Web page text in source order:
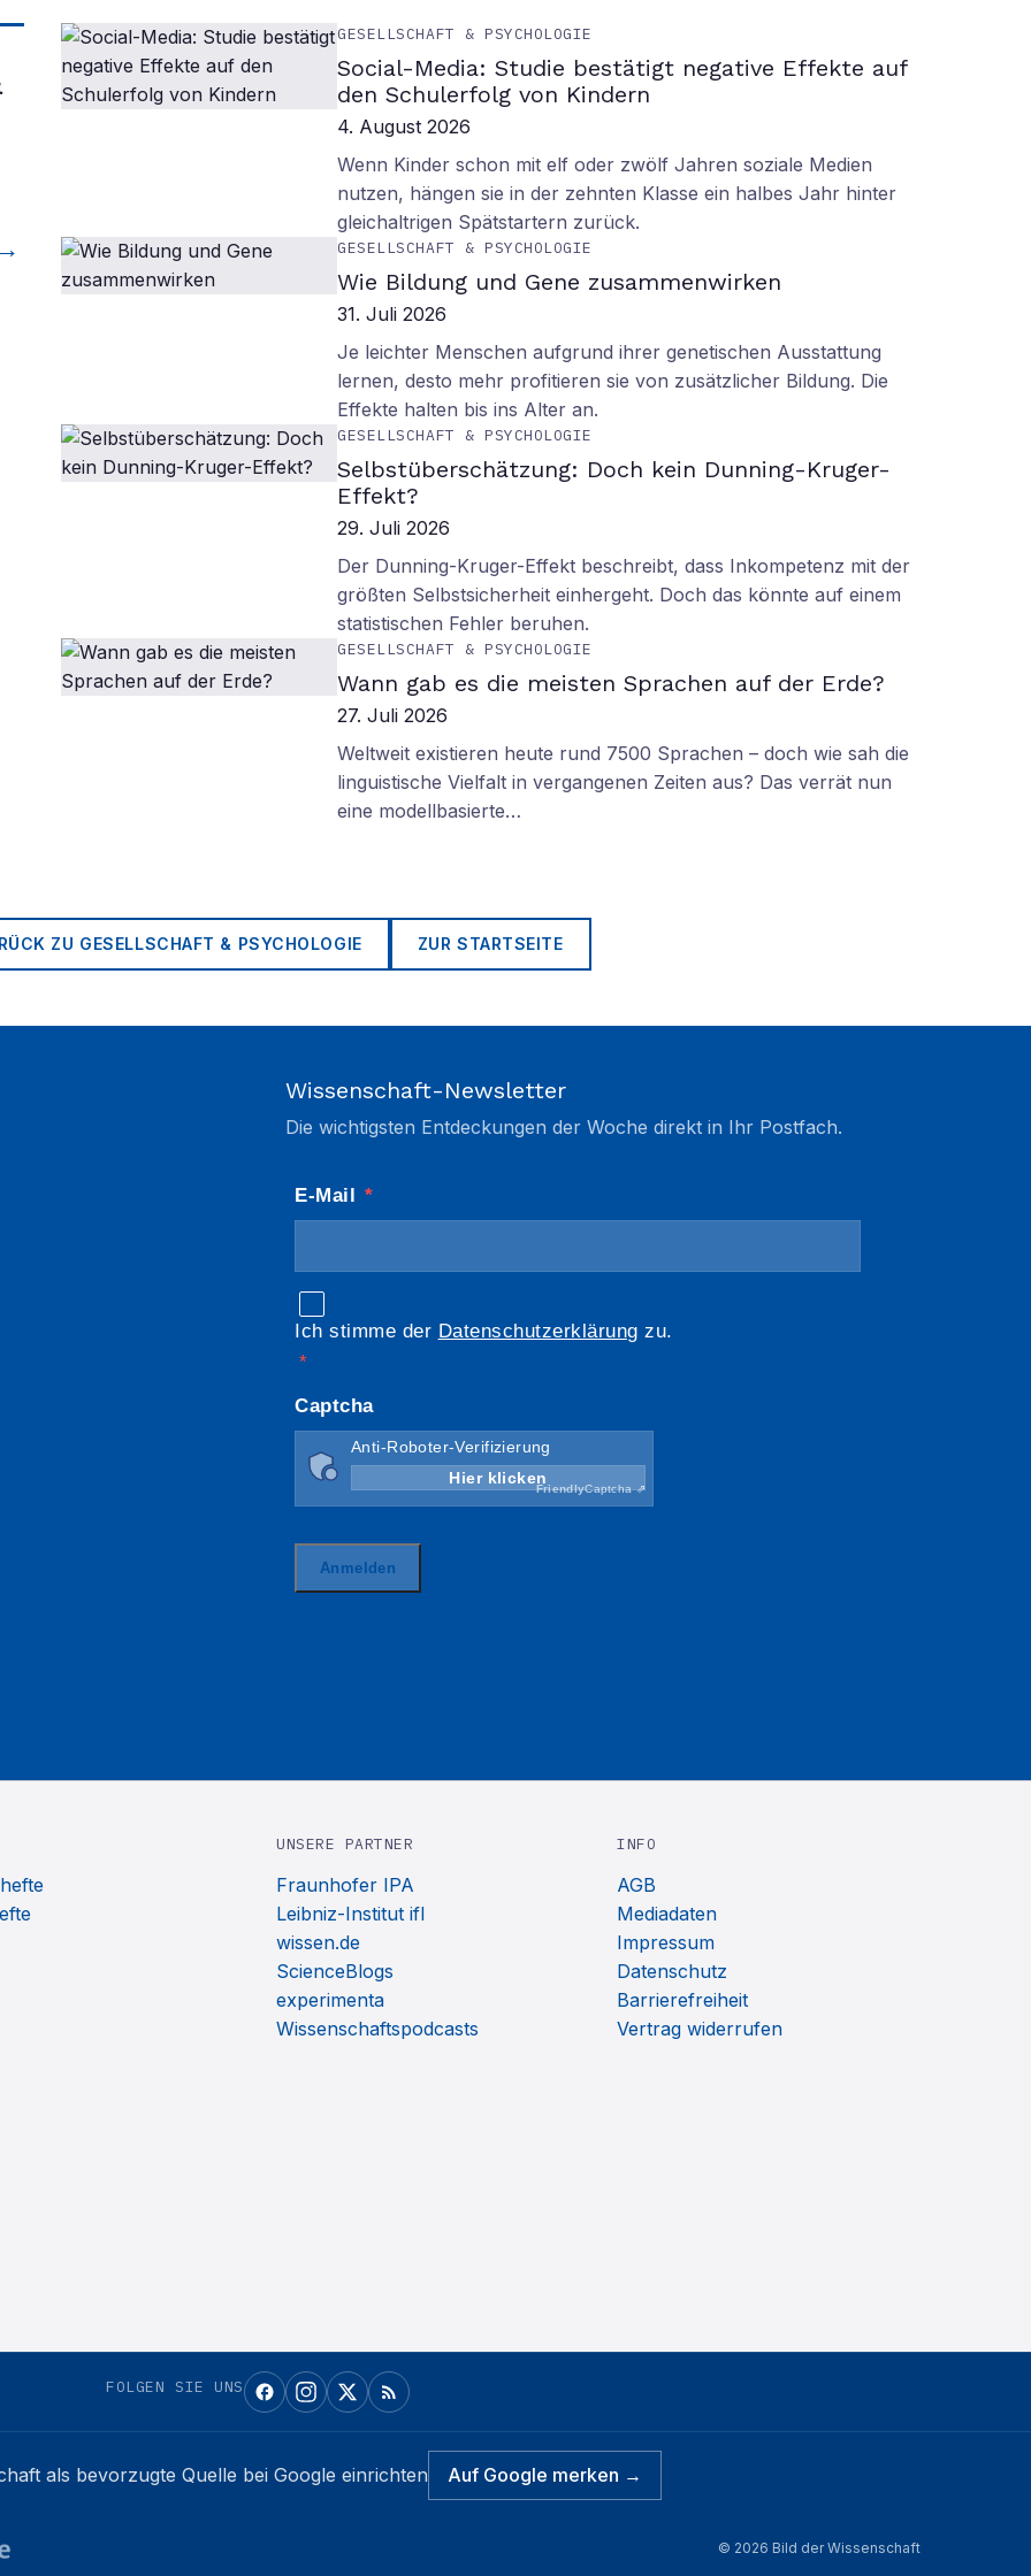
GESELLSCHAFT & PSYCHOLOGIE
Social-Media: Studie bestätigt negative Effekte auf
den Schulerfolg von Kindern
4. August 2026
Wenn Kinder schon mit elf oder zwölf Jahren soziale Medien
nutzen, hängen sie in der zehnten Klasse ein halbes Jahr hinter
gleichaltrigen Spätstartern zurück.
GESELLSCHAFT & PSYCHOLOGIE
Wie Bildung und Gene zusammenwirken
31. Juli 2026
Je leichter Menschen aufgrund ihrer genetischen Ausstattung
lernen, desto mehr profitieren sie von zusätzlicher Bildung. Die
Effekte halten bis ins Alter an.
GESELLSCHAFT & PSYCHOLOGIE
Selbstüberschätzung: Doch kein Dunning-Kruger-
Effekt?
29. Juli 2026
Der Dunning-Kruger-Effekt beschreibt, dass Inkompetenz mit der
größten Selbstsicherheit einhergeht. Doch das könnte auf einem
statistischen Fehler beruhen.
GESELLSCHAFT & PSYCHOLOGIE
Wann gab es die meisten Sprachen auf der Erde?
27. Juli 2026
Weltweit existieren heute rund 7500 Sprachen – doch wie sah die
linguistische Vielfalt in vergangenen Zeiten aus? Das verrät nun
eine modellbasierte…
ZU GESELLSCHAFT & PSYCHOLOGIE ZUR STARTSEITE
Wissenschaft-Newsletter
Die wichtigsten Entdeckungen der Woche direkt in Ihr Postfach.
UNSERE PARTNER
Fraunhofer IPA
Leibniz-Institut ifl
wissen.de
ScienceBlogs
experimenta
Wissenschaftspodcasts
INFO
AGB
Mediadaten
Impressum
Datenschutz
Barrierefreiheit
Vertrag widerrufen
FOLGEN SIE UNS
als bevorzugte Quelle bei Google einrichten Auf Google merken →
© 2026 Bild der Wissenschaft